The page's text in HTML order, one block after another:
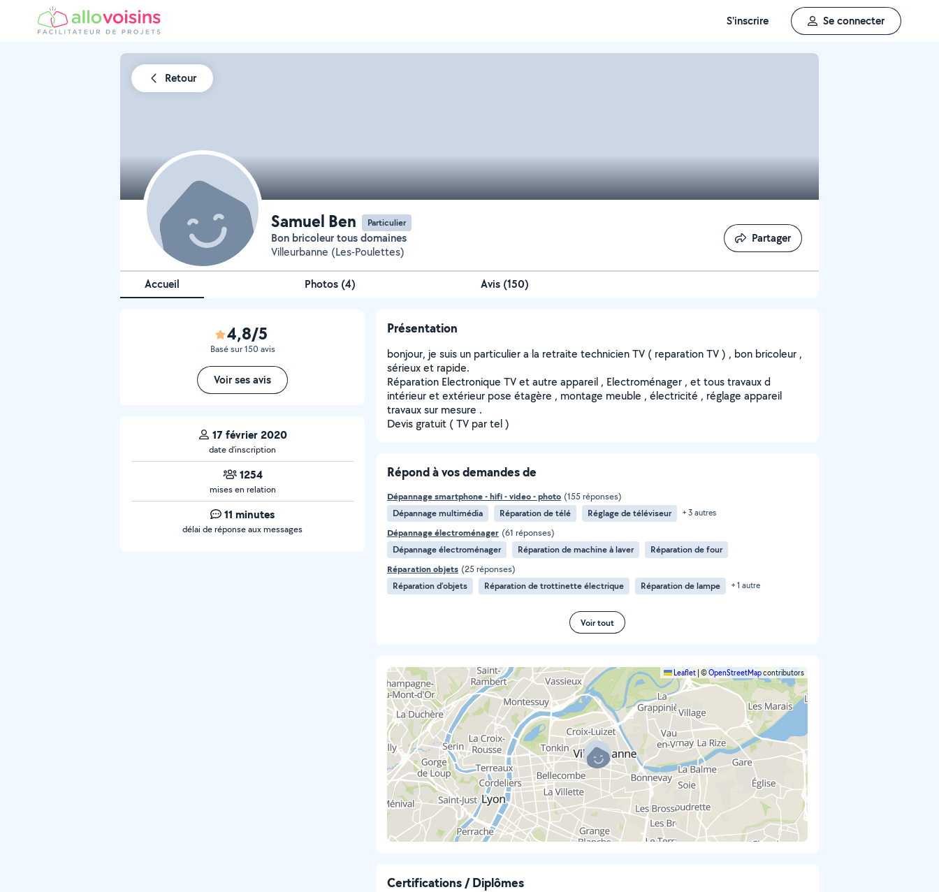
S'inscrire Se connecter
Retour
Samuel Ben Particulier
Bon bricoleur tous domaines
Villeurbanne (Les-Poulettes)
Partager
Partager
Accueil Photos (4) Avis (150)
4,8/5
Basé sur 150 avis
Voir ses avis
17 février 2020
date d’inscription
1254
mises en relation
11 minutes
délai de réponse aux messages
Présentation
bonjour, je suis un particulier a la retraite technicien TV ( reparation TV ) , bon bricoleur ,
sérieux et rapide.
Réparation Electronique TV et autre appareil , Electroménager , et tous travaux d
intérieur et extérieur pose étagère , montage meuble , électricité , réglage appareil
travaux sur mesure .
Devis gratuit ( TV par tel )
Répond à vos demandes de
Dépannage smartphone - hifi - video - photo (155 réponses)
Dépannage multimédia
Réparation de télé Réglage de téléviseur + 3 autres
Dépannage électroménager (61 réponses)
Dépannage électroménager
Réparation de machine à laver
Réparation de four
Réparation objets (25 réponses)
Réparation d'objets
Réparation de trottinette électrique Réparation de lampe + 1 autre
Voir tout
Leaflet ©OpenStreetMapcontributors
Certifications / Diplômes